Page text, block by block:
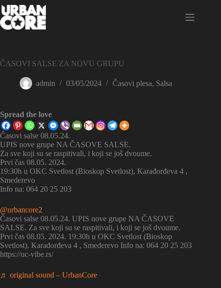
Skip
to
content
ČASOVI SALSE ZA NOVU GRUPU
admin 03/05/2024 Časovi plesa, Salsa
Spread the love
Časovi salse 08.05.24.
UPIS nove grupe NA ČASOVE SALSE.
Za sve koji su se raspitivali, i koji se još dvoume.
Prvi čas 08.05. 2024.
19:30h u OKC Svetlost (Bioskop Svetlost), Karađorđeva 4 ,
Smederevo
Info na: 064 20 25 203
@urbancore2
Časovi salse 08.05.24. UPIS nove grupe NA ČASOVE
SALSE. Za sve koji su se raspitivali, i koji se još dvoume.
Prvi čas 08.05. 2024. 19:30h u OKC Svetlost (Bioskop
Svetlost), Karađorđeva 4 , Smederevo Info na: 064 20 25 203
https://uc-vibe.rs/
♬ original sound – UrbanCore